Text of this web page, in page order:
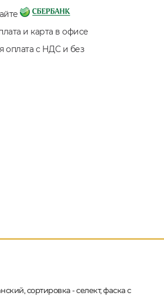
и карта в офисе
оплата с НДС и без
сортировка - селект, фаска с